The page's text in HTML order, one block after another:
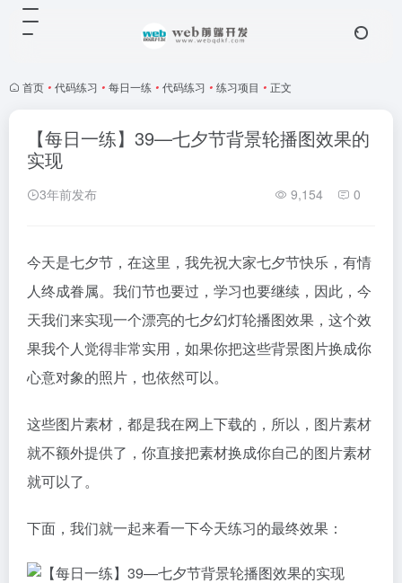
首页 • 代码练习 • 每日一练 • 代码练习 • 练习项目 • 正文
【每日一练】39—七夕节背景轮播图效果的
实现
3年前发布 9,154 0
今天是七夕节，在这里，我先祝大家七夕节快乐，有情
人终成眷属。我们节也要过，学习也要继续，因此，今
天我们来实现一个漂亮的七夕幻灯轮播图效果，这个效
果我个人觉得非常实用，如果你把这些背景图片换成你
心意对象的照片，也依然可以。
这些图片素材，都是我在网上下载的，所以，图片素材
就不额外提供了，你直接把素材换成你自己的图片素材
就可以了。
下面，我们就一起来看一下今天练习的最终效果：